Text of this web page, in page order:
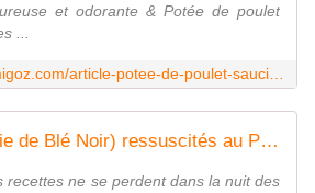
et odorante & Potée de poulet
...
Les Grous (bouillie de Blé Noir) ressuscités au Petit Bistro de Mamigoz - Chez Mamigoz
recettes ne se perdent dans la nuit des